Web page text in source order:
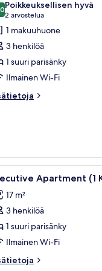
kautta 10
Poikkeuksellisen hyvä
2 arvostelua
(2
arvostelua)
1 makuuhuone
3 henkilöä
1 suuri parisänky
Ilmainen Wi-Fi
10 Apartment (1
17 m²
3 henkilöä
1 suuri parisänky
Ilmainen Wi-Fi